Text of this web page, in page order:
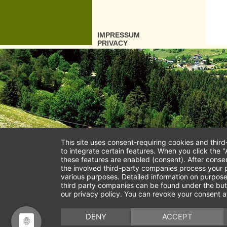
IMPRESSUM
PRIVACY
This site uses consent-requiring cookies and
to integrate certain features. When you click the
these features are enabled (consent). After
the involved third-party companies process your
various purposes. Detailed information on
third party companies can be found under the
our privacy policy. You can revoke your consent
DENY ACCEPT